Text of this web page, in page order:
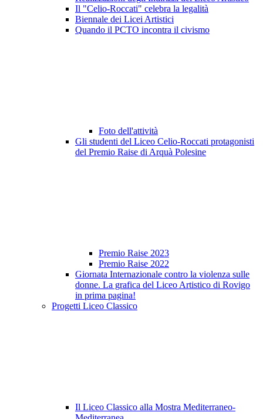
Il "Celio-Roccati" celebra la legalità
Biennale dei Licei Artistici
Quando il PCTO incontra il civismo
Foto dell'attività
Gli studenti del Liceo Celio-Roccati protagonisti
del Premio Raise di Arquà Polesine
Premio Raise 2023
Premio Raise 2022
Giornata Internazionale contro la violenza sulle
donne. La grafica del Liceo Artistico di Rovigo
in prima pagina!
Progetti Liceo Classico
Il Liceo Classico alla Mostra Mediterraneo-